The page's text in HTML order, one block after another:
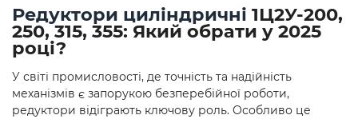
Редуктори циліндричні 1Ц2У-200,
250, 315, 355: Який обрати у 2025
році?
У світі промисловості, де точність та надійність
механізмів є запорукою безперебійної роботи,
редуктори відіграють ключову роль. Особливо це